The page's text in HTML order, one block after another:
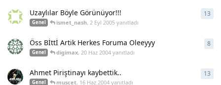
Uzaylılar Böyle Görünüyor!!!
Genel ismet_nash,2 Eyl 2005 yanıtladı
13
Öss Bİttİ Artik Herkes Foruma Oleeyyy
Genel digimax,20 Haz 2004 yanıtladı
8
Ahmet Piriştinayı kaybettik..
Genel muscet, 16 Haz 2004 yanıtladı
13